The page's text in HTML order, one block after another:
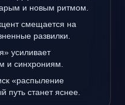
и новым ритмом.
смещается на
развилки.
усиливает
и синхрониям.
«распыление
путь станет яснее.